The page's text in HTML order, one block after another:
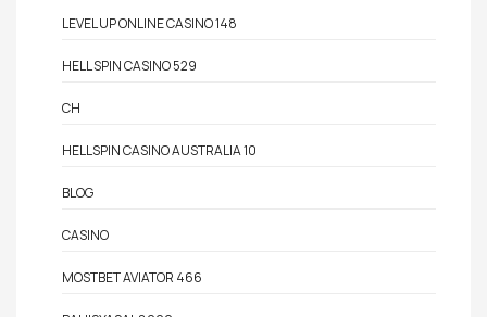
LEVEL UP ONLINE CASINO 148
HELL SPIN CASINO 529
CH
HELLSPIN CASINO AUSTRALIA 10
BLOG
CASINO
MOSTBET AVIATOR 466